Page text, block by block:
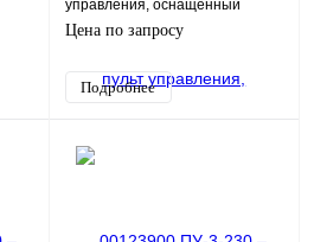
управления, оснащённый
измерителем аналоговых
Цена по запросу
Подробнее